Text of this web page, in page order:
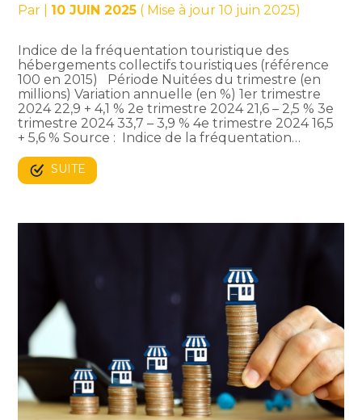
Par 10 JUIN 2025 ( Mise à jour 10 juin 2025)
Indice de la fréquentation touristique des
hébergements collectifs touristiques (référence
100 en 2015) Période Nuitées du trimestre (en
millions) Variation annuelle (en %) 1er trimestre
2024 22,9 + 4,1 % 2e trimestre 2024 21,6 – 2,5 % 3e
trimestre 2024 33,7 – 3,9 % 4e trimestre 2024 16,5
+ 5,6 % Source : Indice de la fréquentation…
SUITE